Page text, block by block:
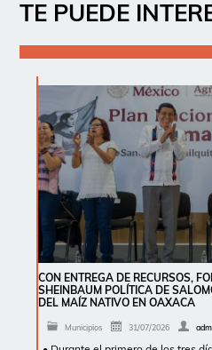
TE PUEDE
CON ENTREGA DE RECURSOS,
SHEINBAUM POLÍTICA DE
DEL MAÍZ NATIVO EN OAXACA
Municipios 31/07/2026